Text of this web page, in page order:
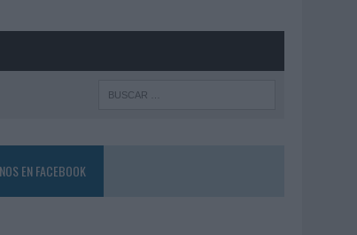
EN FACEBOOK